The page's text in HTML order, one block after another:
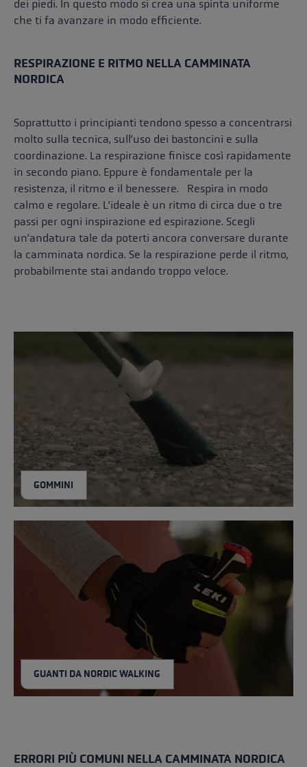
dei piedi. In questo modo si crea una spinta uniforme
che ti fa avanzare in modo efficiente.
RESPIRAZIONE E RITMO NELLA CAMMINATA
NORDICA
Soprattutto i principianti tendono spesso a concentrarsi
molto sulla tecnica, sull’uso dei bastoncini e sulla
coordinazione. La respirazione finisce così rapidamente
in secondo piano. Eppure è fondamentale per la
resistenza, il ritmo e il benessere. Respira in modo
calmo e regolare. L’ideale è un ritmo di circa due o tre
passi per ogni inspirazione ed espirazione. Scegli
un’andatura tale da poterti ancora conversare durante
la camminata nordica. Se la respirazione perde il ritmo,
probabilmente stai andando troppo veloce.
GOMMINI
GUANTI DA NORDIC WALKING
ERRORI PIÙ COMUNI NELLA CAMMINATA NORDICA